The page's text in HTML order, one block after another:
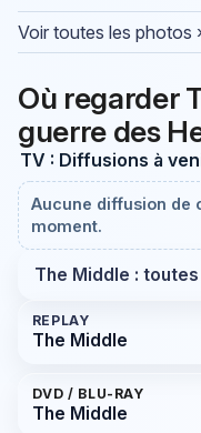
Voir toutes les photos
Où regarder
guerre des
TV : Diffusions à
Aucune diffusion de
moment.
The Middle :
REPLAY
The Middle
DVD / BLU-RAY
The Middle